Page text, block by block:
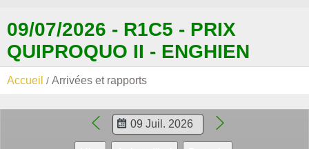
09/07/2026 - R1C5 - PRIX
QUIPROQUO II - ENGHIEN
Accueil Arrivées et rapports